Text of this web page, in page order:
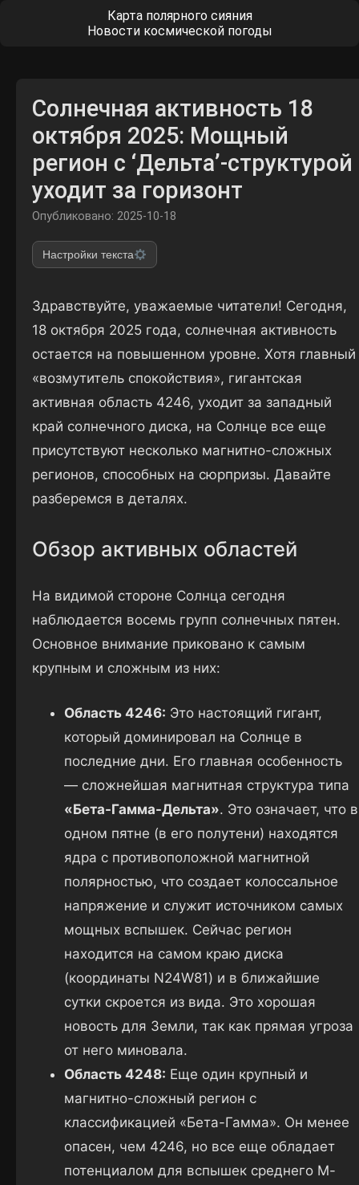
Карта полярного сияния
Новости космической погоды
Солнечная активность 18
октября 2025: Мощный
регион с ‘Дельта’-структурой
уходит за горизонт
Опубликовано: 2025-10-18
Настройки текста
Здравствуйте, уважаемые читатели! Сегодня,
18 октября 2025 года, солнечная активность
остается на повышенном уровне. Хотя главный
«возмутитель спокойствия», гигантская
активная область 4246, уходит за западный
край солнечного диска, на Солнце все еще
присутствуют несколько магнитно-сложных
регионов, способных на сюрпризы. Давайте
разберемся в деталях.
Обзор активных областей
На видимой стороне Солнца сегодня
наблюдается восемь групп солнечных пятен.
Основное внимание приковано к самым
крупным и сложным из них:
Область 4246: Это настоящий гигант,
который доминировал на Солнце в
последние дни. Его главная особенность
— сложнейшая магнитная структура типа
«Бета-Гамма-Дельта». Это означает, что в
одном пятне (в его полутени) находятся
ядра с противоположной магнитной
полярностью, что создает колоссальное
напряжение и служит источником самых
мощных вспышек. Сейчас регион
находится на самом краю диска
(координаты N24W81) и в ближайшие
сутки скроется из вида. Это хорошая
новость для Земли, так как прямая угроза
от него миновала.
Область 4248: Еще один крупный и
магнитно-сложный регион с
классификацией «Бета-Гамма». Он менее
опасен, чем 4246, но все еще обладает
потенциалом для вспышек среднего М-